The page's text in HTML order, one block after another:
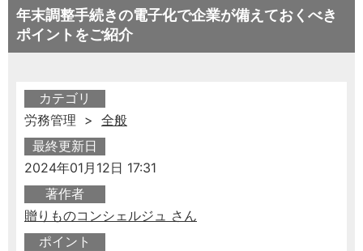
年末調整手続きの電子化で企業が備えておくべき
ポイントをご紹介
カテゴリ
労務管理 > 全般
最終更新日
2024年01月12日 17:31
著作者
贈りものコンシェルジュ さん
ポイント